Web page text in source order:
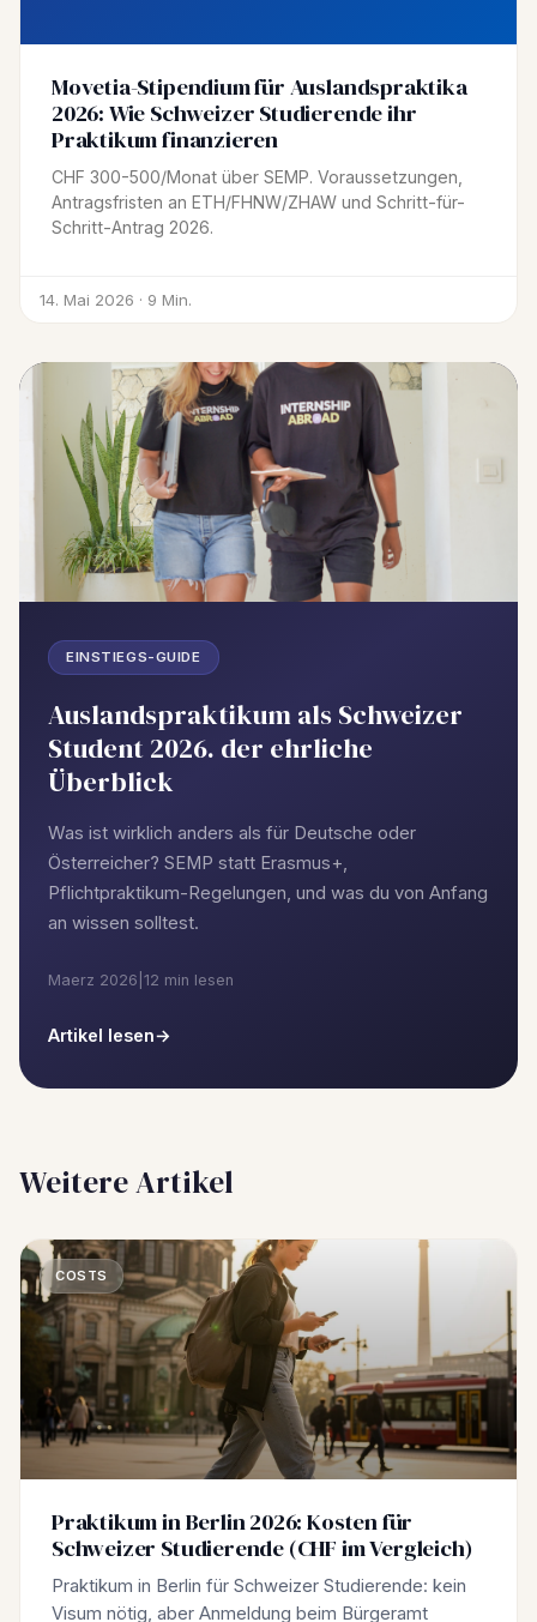
Movetia-Stipendium für Auslandspraktika
2026: Wie Schweizer Studierende ihr
Praktikum finanzieren
CHF 300-500/Monat über SEMP. Voraussetzungen,
Antragsfristen an ETH/FHNW/ZHAW und Schritt-für-
Schritt-Antrag 2026.
14. Mai 2026 · 9 Min.
EINSTIEGS-GUIDE
Auslandspraktikum als Schweizer
Student 2026. der ehrliche
Überblick
Was ist wirklich anders als für Deutsche oder
Österreicher? SEMP statt Erasmus+,
Pflichtpraktikum-Regelungen, und was du von Anfang
an wissen solltest.
Maerz 2026 12 min lesen
Artikel lesen
Weitere Artikel
COSTS
Praktikum in Berlin 2026: Kosten für
Schweizer Studierende (CHF im Vergleich)
Praktikum in Berlin für Schweizer Studierende: kein
Visum nötig, aber Anmeldung beim Bürgeramt